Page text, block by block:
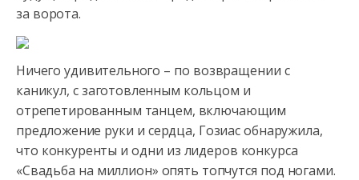
за ворота.
Ничего удивительного – по возвращении с
каникул, с заготовленным кольцом и
отрепетированным танцем, включающим
предложение руки и сердца, Гозиас обнаружила,
что конкуренты и одни из лидеров конкурса
«Свадьба на миллион» опять топчутся под ногами.